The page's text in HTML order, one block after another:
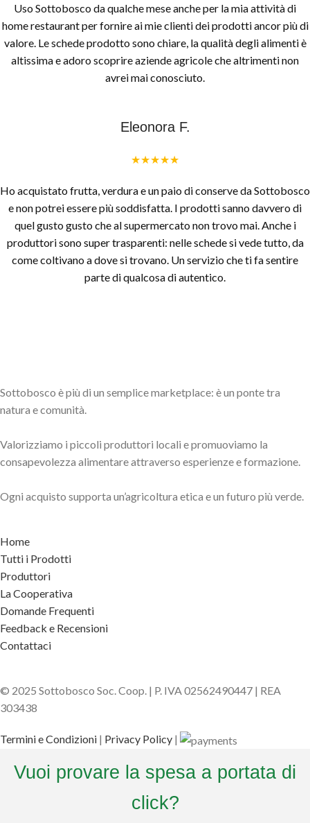
Uso Sottobosco da qualche mese anche per la mia attività di
home restaurant per fornire ai mie clienti dei prodotti ancor più di
valore. Le schede prodotto sono chiare, la qualità degli alimenti è
altissima e adoro scoprire aziende agricole che altrimenti non
avrei mai conosciuto.
Eleonora F.
★★★★★
Ho acquistato frutta, verdura e un paio di conserve da Sottobosco
e non potrei essere più soddisfatta. I prodotti sanno davvero di
quel gusto gusto che al supermercato non trovo mai. Anche i
produttori sono super trasparenti: nelle schede si vede tutto, da
come coltivano a dove si trovano. Un servizio che ti fa sentire
parte di qualcosa di autentico.
Sottobosco è più di un semplice marketplace: è un ponte tra
natura e comunità.
Valorizziamo i piccoli produttori locali e promuoviamo la
consapevolezza alimentare attraverso esperienze e formazione.
Ogni acquisto supporta un’agricoltura etica e un futuro più verde.
Home
Tutti i Prodotti
Produttori
La Cooperativa
Domande Frequenti
Feedback e Recensioni
Contattaci
© 2025 Sottobosco Soc. Coop. | P. IVA 02562490447 | REA
303438
Termini e Condizioni | Privacy Policy |
Vuoi provare la spesa a portata di
click?